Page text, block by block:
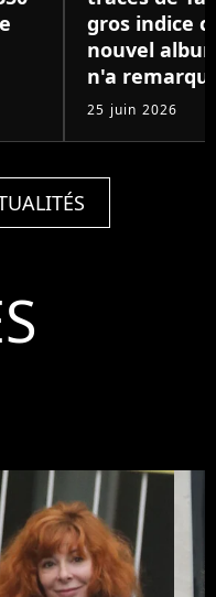
gros indice
nouvel
n'a
25 juin 2026